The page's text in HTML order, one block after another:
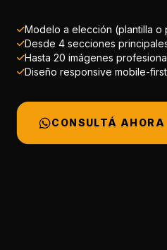
Modelo a elección (plantilla o
Desde 4 secciones
Hasta 20 imágenes
Diseño responsive mobile-first
CONSULTÁ AHORA